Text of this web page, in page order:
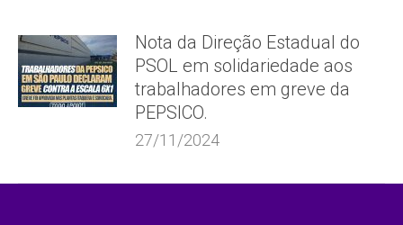
Nota da Direção Estadual do
PSOL em solidariedade aos
trabalhadores em greve da
PEPSICO.
27/11/2024